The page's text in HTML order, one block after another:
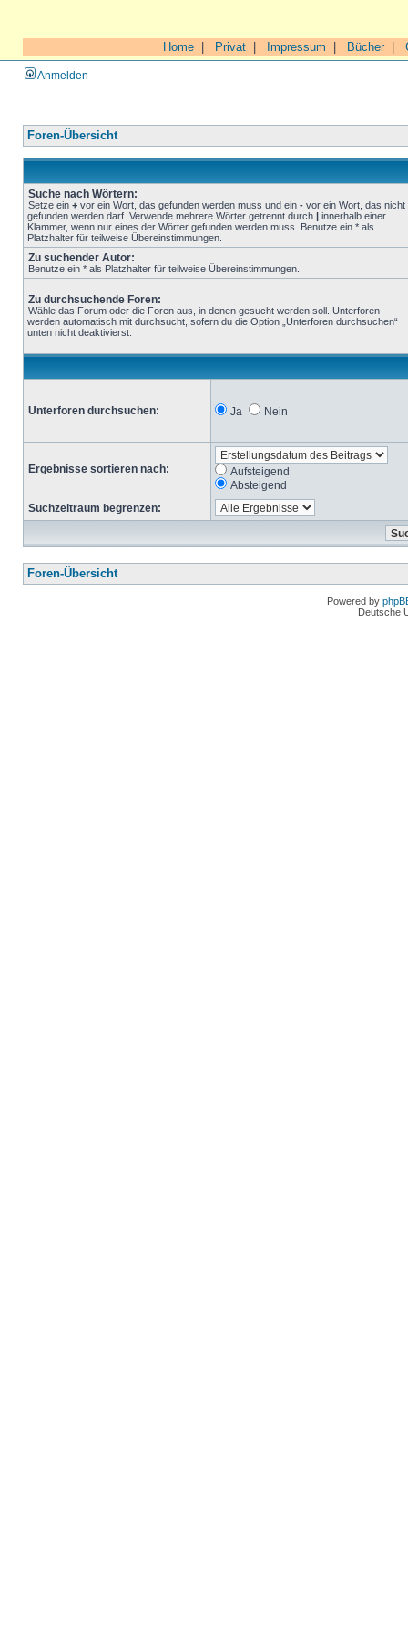
Home Privat Impressum Bücher|
Anmelden
Foren-Übersicht
Suche nach Wörtern:
Setze ein + vor ein Wort, das gefunden werden muss und ein - vor ein Wort, das nicht
gefunden werden darf. Verwende mehrere Wörter getrennt durch | innerhalb einer
Klammer, wenn nur eines der Wörter gefunden werden muss. Benutze ein * als
Platzhalter für teilweise Übereinstimmungen.
Zu suchender Autor:
Benutze ein * als Platzhalter für teilweise Übereinstimmungen.
Zu durchsuchende Foren:
Wähle das Forum oder die Foren aus, in denen gesucht werden soll. Unterforen
werden automatisch mit durchsucht, sofern du die Option „Unterforen durchsuchen“
unten nicht deaktivierst.
Unterforen durchsuchen: Ja Nein
Ergebnisse sortieren nach:
Aufsteigend
Absteigend
Suchzeitraum begrenzen:
Foren-Übersicht
Powered by
Deutsche